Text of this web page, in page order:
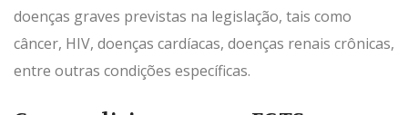
doenças graves previstas na legislação, tais como
câncer, HIV, doenças cardíacas, doenças renais crônicas,
entre outras condições específicas.